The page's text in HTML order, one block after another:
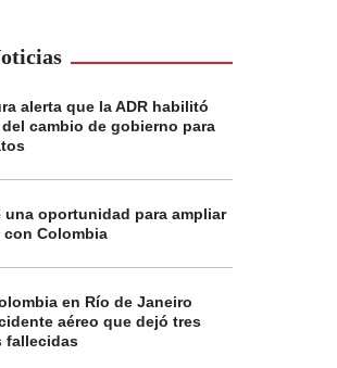
alerta que la ADR habilitó
cambio de gobierno para
una oportunidad para ampliar
Colombia
en Río de Janeiro
aéreo que dejó tres
fallecidas